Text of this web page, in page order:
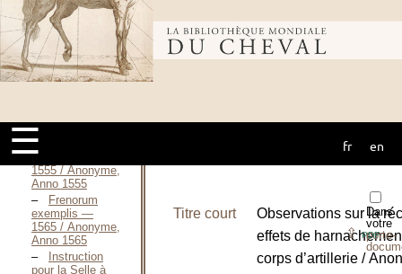
Bibliothèque
mondiale du
cheval
☰ fr en
Dessins de
Mors —
Jacques de
Genouillac / Anonyme,
1547
1546
exemplis —
1555 / Anonyme,
Anno 1555
Frenorum
exemplis —
1565 / Anonyme,
Anno 1565
Instruction
pour la Selle à
Dans
votre
porte-
⇪PDF
Titre court
Observations sur la
effets de
corps d’artillerie /